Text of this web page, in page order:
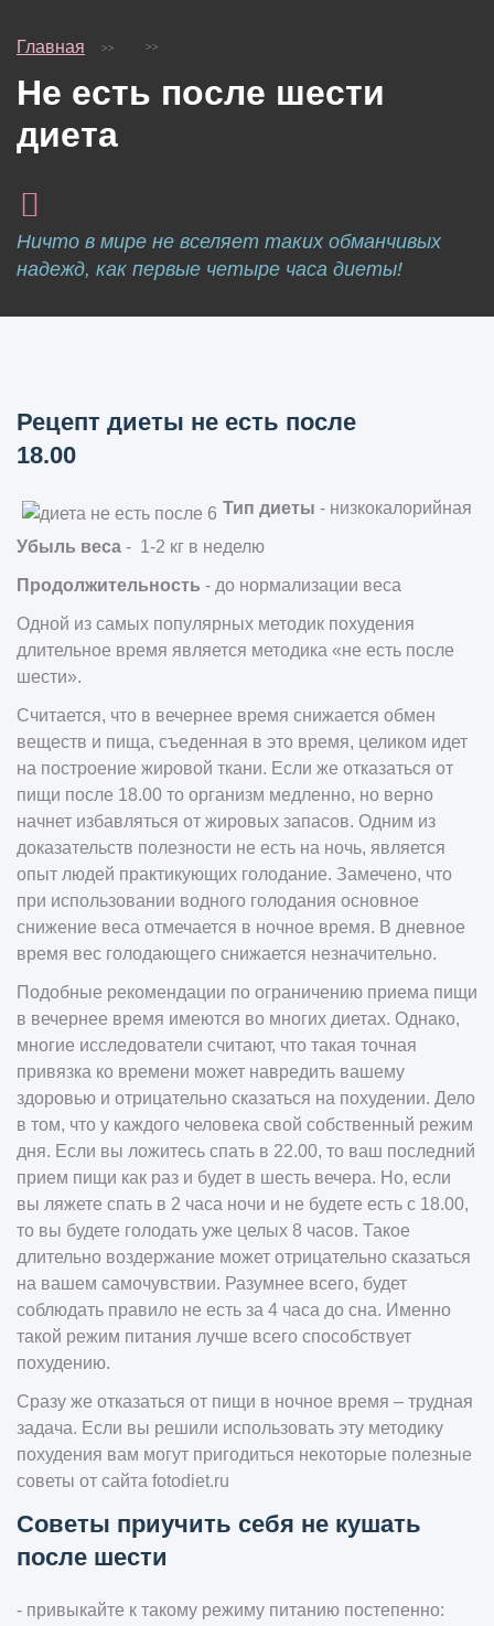
Главная
Не есть после шести
диета
Ничто в мире не вселяет таких обманчивых
надежд, как первые четыре часа диеты!
Рецепт диеты не есть после
18.00
Тип диеты - низкокалорийная
Убыль веса - 1-2 кг в неделю
Продолжительность - до нормализации веса
Одной из самых популярных методик похудения
длительное время является методика «не есть после
шести».
Считается, что в вечернее время снижается обмен
веществ и пища, съеденная в это время, целиком идет
на построение жировой ткани. Если же отказаться от
пищи после 18.00 то организм медленно, но верно
начнет избавляться от жировых запасов. Одним из
доказательств полезности не есть на ночь, является
опыт людей практикующих голодание. Замечено, что
при использовании водного голодания основное
снижение веса отмечается в ночное время. В дневное
время вес голодающего снижается незначительно.
Подобные рекомендации по ограничению приема пищи
в вечернее время имеются во многих диетах. Однако,
многие исследователи считают, что такая точная
привязка ко времени может навредить вашему
здоровью и отрицательно сказаться на похудении. Дело
в том, что у каждого человека свой собственный режим
дня. Если вы ложитесь спать в 22.00, то ваш последний
прием пищи как раз и будет в шесть вечера. Но, если
вы ляжете спать в 2 часа ночи и не будете есть с 18.00,
то вы будете голодать уже целых 8 часов. Такое
длительно воздержание может отрицательно сказаться
на вашем самочувствии. Разумнее всего, будет
соблюдать правило не есть за 4 часа до сна. Именно
такой режим питания лучше всего способствует
похудению.
Сразу же отказаться от пищи в ночное время – трудная
задача. Если вы решили использовать эту методику
похудения вам могут пригодиться некоторые полезные
советы от сайта fotodiet.ru
Советы приучить себя не кушать
после шести
- привыкайте к такому режиму питанию постепенно: